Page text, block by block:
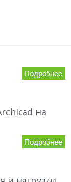
Подробнее
на
Подробнее